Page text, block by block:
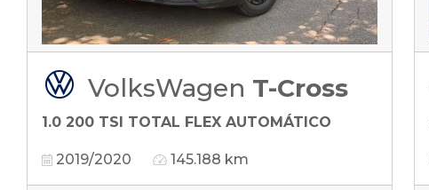
VolksWagen T-Cross
1.0 200 TSI TOTAL FLEX AUTOMÁTICO
2019/2020 145.188 km